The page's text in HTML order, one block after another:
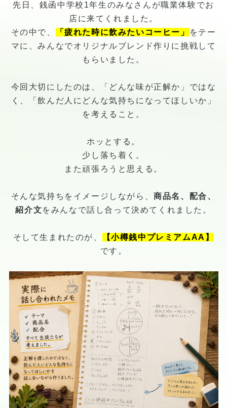
先日、銭函中学校1年生のみなさんが職業体験でお
店に来てくれました。
その中で、
「疲れた時に飲みたいコーヒー」
をテー
マに、みんなでオリジナルブレンド作りに挑戦して
もらいました。
今回大切にしたのは、「どんな味が正解か」ではな
く、「飲んだ人にどんな気持ちになってほしいか」
を考えること。
ホッとする。
少し落ち着く。
また頑張ろうと思える。
そんな気持ちをイメージしながら、商品名、配合、
紹介文をみんなで話し合って決めてくれました。
そして生まれたのが、
【小樽銭中プレミアムAA】
です。